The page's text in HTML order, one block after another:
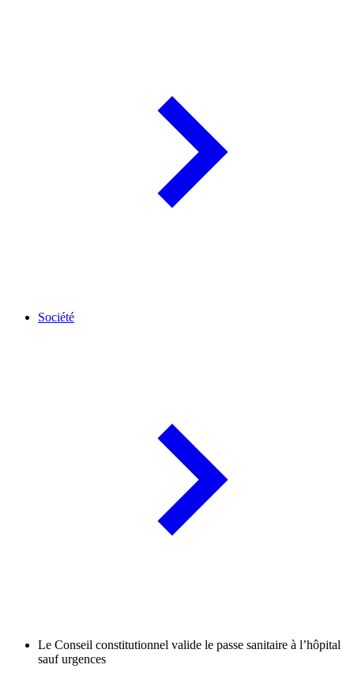
Société
Le Conseil constitutionnel valide le passe sanitaire à l’hôpital
sauf urgences